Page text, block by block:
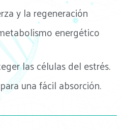
y la regeneración
energético
las células del estrés.
una fácil absorción.